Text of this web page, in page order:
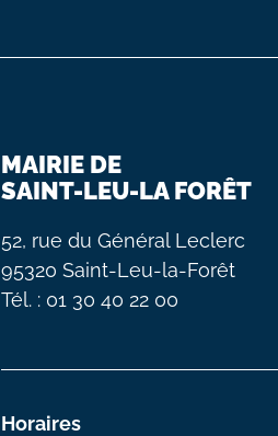
MAIRIE DE
SAINT-LEU-LA FORÊT
52, rue du Général Leclerc
95320 Saint-Leu-la-Forêt
Tél. : 01 30 40 22 00
Horaires